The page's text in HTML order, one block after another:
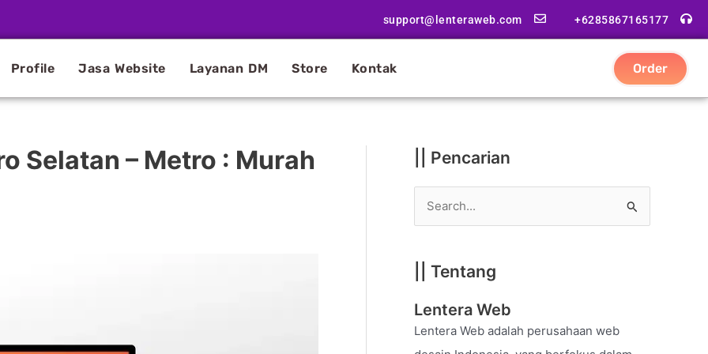
support@lenteraweb.com +6285867165177
Profile Jasa Website Layanan DM Store Kontak Order
Selatan – Metro : Murah
|| Pencarian
r
c
h
|| Tentang
Lentera Web
Lentera Web adalah perusahaan web
|
t
g
i